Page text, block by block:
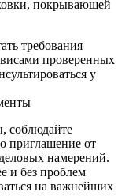
покрывающей
требования
проверенных
у
соблюдайте
приглашение от
намерений.
и без проблем
на важнейших